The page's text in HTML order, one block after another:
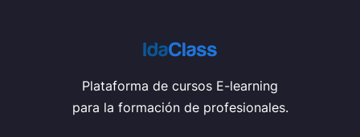
Plataforma de cursos E-learning
para la formación de profesionales.